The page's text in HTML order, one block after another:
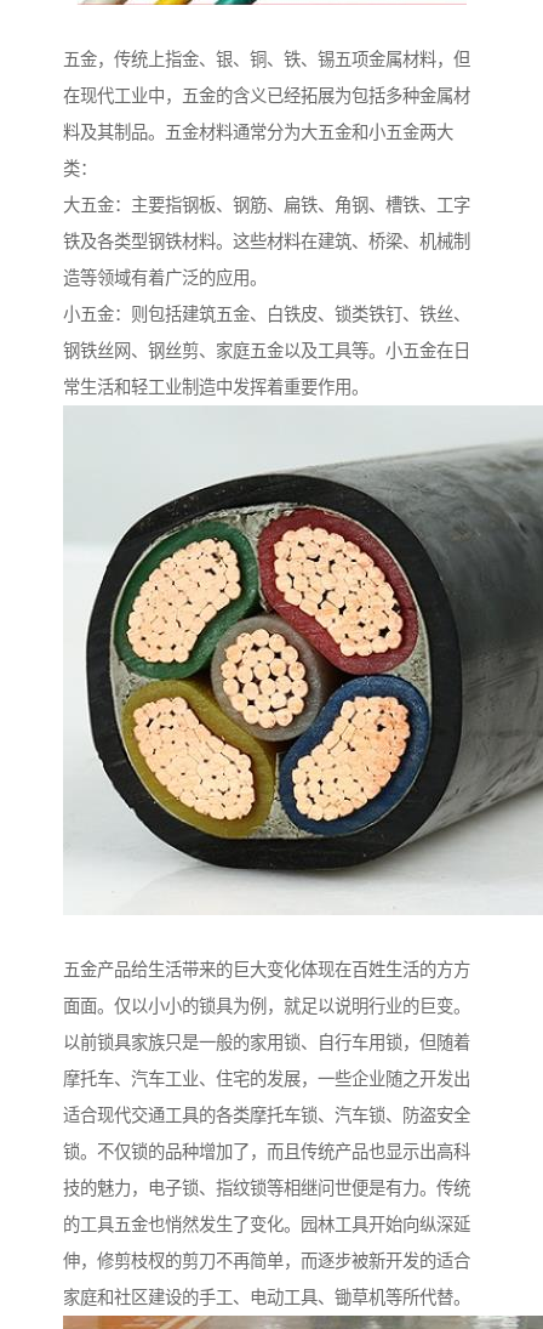
五金，传统上指金、银、铜、铁、锡五项金属材料，但
在现代工业中，五金的含义已经拓展为包括多种金属材
料及其制品。五金材料通常分为大五金和小五金两大
类：
大五金：主要指钢板、钢筋、扁铁、角钢、槽铁、工字
铁及各类型钢铁材料。这些材料在建筑、桥梁、机械制
造等领域有着广泛的应用。
小五金：则包括建筑五金、白铁皮、锁类铁钉、铁丝、
钢铁丝网、钢丝剪、家庭五金以及工具等。小五金在日
常生活和轻工业制造中发挥着重要作用。
五金产品给生活带来的巨大变化体现在百姓生活的方方
面面。仅以小小的锁具为例，就足以说明行业的巨变。
以前锁具家族只是一般的家用锁、自行车用锁，但随着
摩托车、汽车工业、住宅的发展，一些企业随之开发出
适合现代交通工具的各类摩托车锁、汽车锁、防盗安全
锁。不仅锁的品种增加了，而且传统产品也显示出高科
技的魅力，电子锁、指纹锁等相继问世便是有力。传统
的工具五金也悄然发生了变化。园林工具开始向纵深延
伸，修剪枝杈的剪刀不再简单，而逐步被新开发的适合
家庭和社区建设的手工、电动工具、锄草机等所代替。